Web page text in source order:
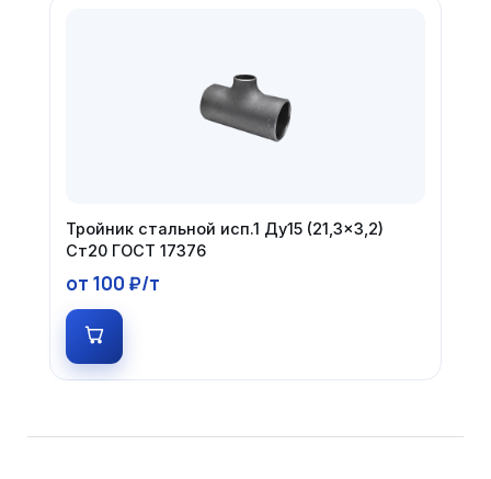
Тройник стальной исп.1 Ду15 (21,3×3,2)
Ст20 ГОСТ 17376
от 100 ₽/т